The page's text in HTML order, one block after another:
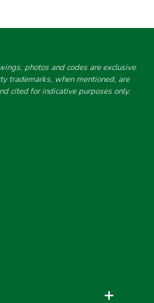
photos and codes are exclusive
trademarks, when mentioned, are
cited for indicative purposes only.